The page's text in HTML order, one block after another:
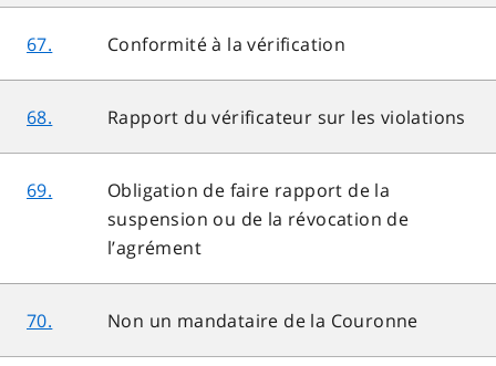
67. Conformité à la vérification
68. Rapport du vérificateur sur les violations
69.
Obligation de faire rapport de la
suspension ou de la révocation de
l’agrément
70. Non un mandataire de la Couronne